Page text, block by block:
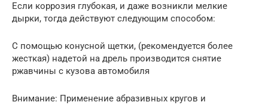
Если коррозия глубокая, и даже возникли мелкие
дырки, тогда действуют следующим способом:
С помощью конусной щетки, (рекомендуется более
жесткая) надетой на дрель производится снятие
ржавчины с кузова автомобиля
Внимание: Применение абразивных кругов и